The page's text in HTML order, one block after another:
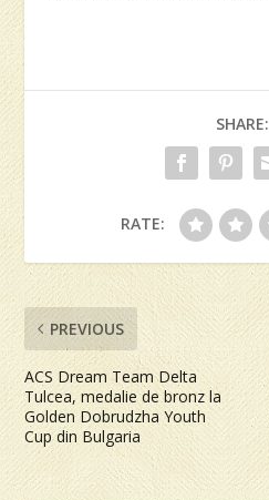
SHARE:
RATE:
PREVIOUS
ACS Dream Team Delta
Tulcea, medalie de bronz la
Golden Dobrudzha Youth
Cup din Bulgaria